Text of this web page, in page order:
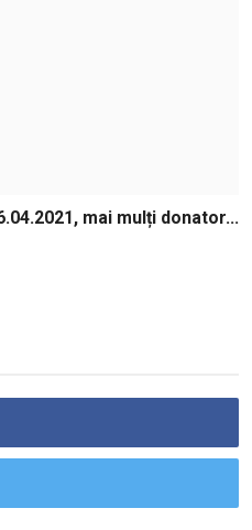
mai mulți donator...